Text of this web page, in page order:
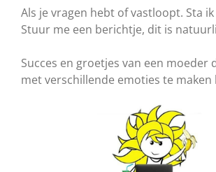
Als je vragen hebt of vastloopt. Sta
Stuur me een berichtje, dit is
Succes en groetjes van een moeder
met verschillende emoties te maken